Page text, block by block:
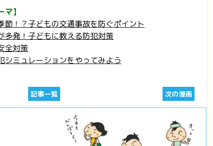
】
節！？子どもの交通事故を防ぐポイント
多発！子どもに教える防犯対策
全対策
シミュレーションをやってみよう
記事一覧 次の漫画